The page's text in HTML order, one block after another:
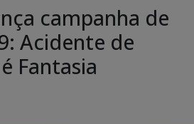
campanha de
Acidente de
Fantasia